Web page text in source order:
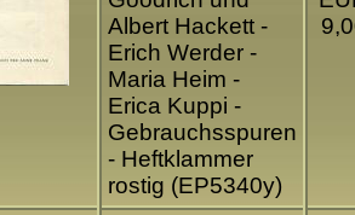
Albert Hackett -
Erich Werder -
Maria Heim -
Erica Kuppi -
Gebrauchsspuren
- Heftklammer
rostig (EP5340y)